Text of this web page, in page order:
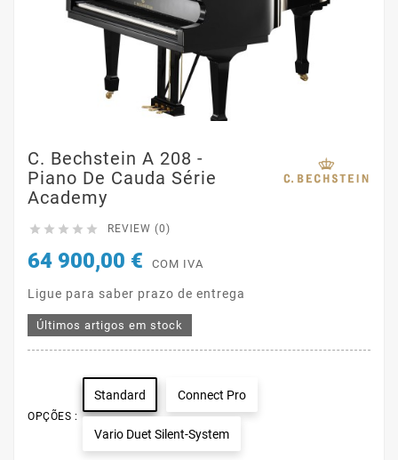
C. Bechstein A 208 -
Piano De Cauda Série
Academy
     REVIEW (0)
64 900,00 € COM IVA
Ligue para saber prazo de entrega
Últimos artigos em stock
OPÇÕES :
Standard Connect Pro
Vario Duet Silent-System